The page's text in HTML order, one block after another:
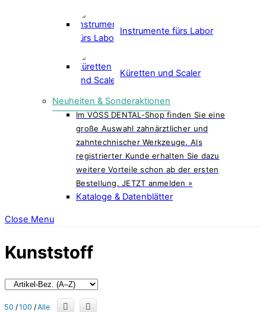
Instrumente fürs Labor
Küretten und Scaler
Neuheiten & Sonderaktionen
Im VOSS DENTAL-Shop finden Sie eine
große Auswahl zahnärztlicher und
zahntechnischer Werkzeuge. Als
registrierter Kunde erhalten Sie dazu
weitere Vorteile schon ab der ersten
Bestellung. JETZT anmelden »
Kataloge & Datenblätter
Close Menu
Kunststoff
50 /100 /Alle